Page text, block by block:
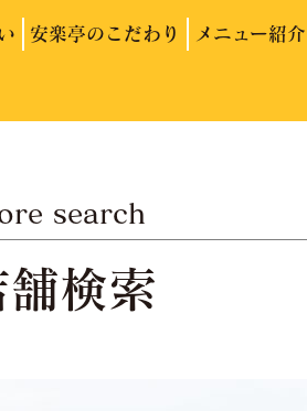
安楽亭のこだわり メニュー紹介
search
舗検索